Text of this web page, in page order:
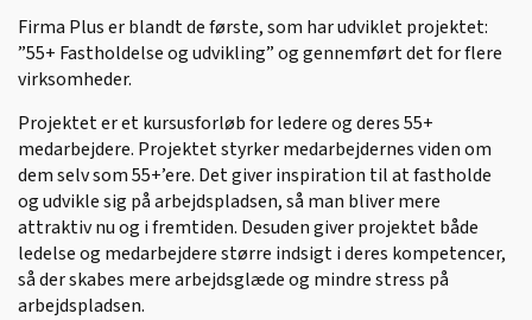
Firma Plus er blandt de første, som har udviklet projektet:
”55+ Fastholdelse og udvikling” og gennemført det for flere
virksomheder.
Projektet er et kursusforløb for ledere og deres 55+
medarbejdere. Projektet styrker medarbejdernes viden om
dem selv som 55+’ere. Det giver inspiration til at fastholde
og udvikle sig på arbejdspladsen, så man bliver mere
attraktiv nu og i fremtiden. Desuden giver projektet både
ledelse og medarbejdere større indsigt i deres kompetencer,
så der skabes mere arbejdsglæde og mindre stress på
arbejdspladsen.